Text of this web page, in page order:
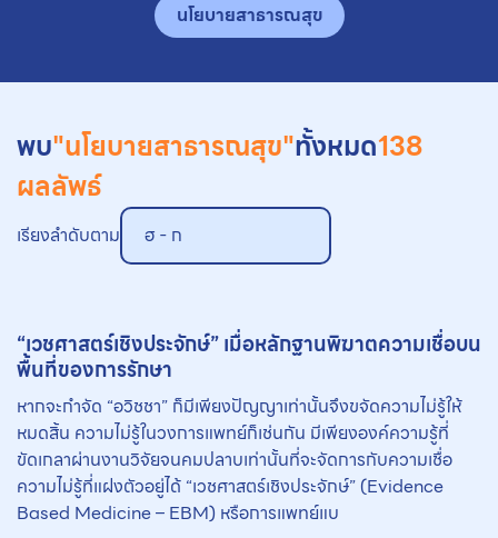
นโยบายสาธารณสุข
พบ"นโยบายสาธารณสุข"ทั้งหมด138
ผลลัพธ์
เรียงลำดับตาม ฮ - ก
“เวชศาสตร์เชิงประจักษ์” เมื่อหลักฐานพิฆาตความเชื่อบน
พื้นที่ของการรักษา
หากจะกำจัด “อวิชชา” ก็มีเพียงปัญญาเท่านั้นจึงขจัดความไม่รู้ให้
หมดสิ้น ความไม่รู้ในวงการแพทย์ก็เช่นกัน มีเพียงองค์ความรู้ที่
ขัดเกลาผ่านงานวิจัยจนคมปลาบเท่านั้นที่จะจัดการกับความเชื่อ
ความไม่รู้ที่แฝงตัวอยู่ได้ “เวชศาสตร์เชิงประจักษ์” (Evidence
Based Medicine – EBM) หรือการแพทย์แบ